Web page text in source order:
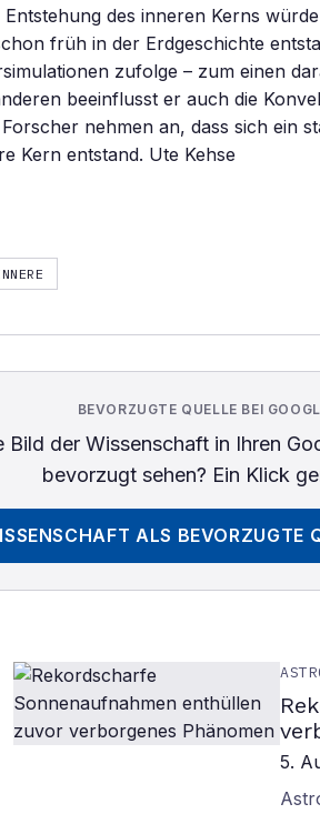
des inneren Kerns
früh in der Erdgeschichte
zufolge – zum einen
beeinflusst er auch die
nehmen an, dass sich ein
Kern entstand. Ute Kehse
BEVORZUGTE QUELLE BEI
Bild der Wissenschaftin Ihren
bevorzugt sehen? Ein Klick
ALS BEVORZUGTE
5.